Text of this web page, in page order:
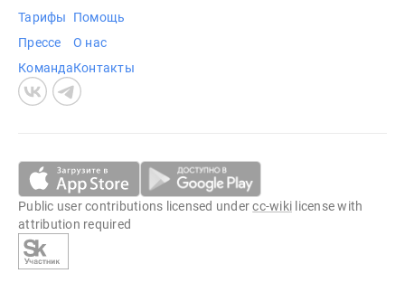
Тарифы
Прессе
Команда
Помощь
О нас
Контакты
Public user contributions licensed undercc-wiki license with
attribution required